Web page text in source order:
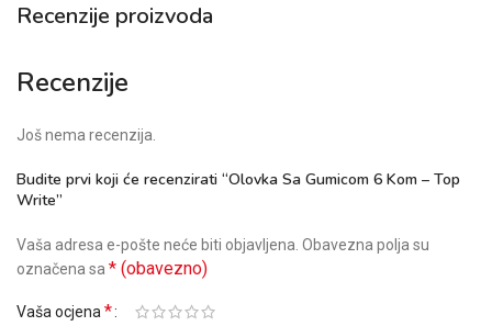
Recenzije proizvoda
Recenzije
Još nema recenzija.
Budite prvi koji će recenzirati “Olovka Sa Gumicom 6 Kom – Top
Write”
Vaša adresa e-pošte neće biti objavljena. Obavezna polja su
označena sa * (obavezno)
Vaša ocjena *